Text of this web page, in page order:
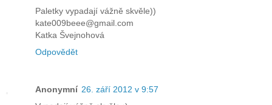
Paletky vypadají vážně skvěle))
kate009beee@gmail.com
Katka Švejnohová
Odpovědět
Anonymní 26. září 2012 v 9:57